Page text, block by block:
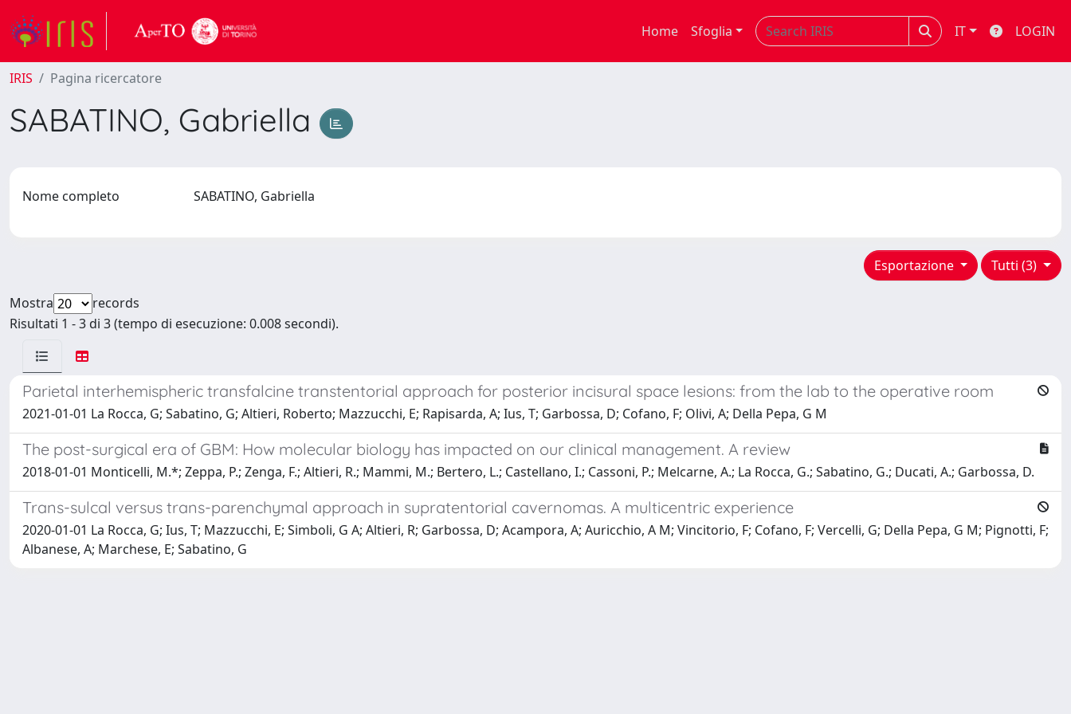
Home Sfoglia IT LOGIN
IRIS Pagina ricercatore
SABATINO, Gabriella
Nome completo SABATINO, Gabriella
Tutti (3)
Esportazione
Mostra
records
Risultati 1 - 3 di 3 (tempo di esecuzione: 0.008 secondi).
Parietal interhemispheric transfalcine transtentorial approach for posterior incisural space lesions: from the lab to the operative room
2021-01-01 La Rocca, G; Sabatino, G; Altieri, Roberto; Mazzucchi, E; Rapisarda, A; Ius, T; Garbossa, D; Cofano, F; Olivi, A; Della Pepa, G M
The post-surgical era of GBM: How molecular biology has impacted on our clinical management. A review
2018-01-01 Monticelli, M.*; Zeppa, P.; Zenga, F.; Altieri, R.; Mammi, M.; Bertero, L.; Castellano, I.; Cassoni, P.; Melcarne, A.; La Rocca, G.; Sabatino, G.; Ducati, A.; Garbossa, D.
Trans-sulcal versus trans-parenchymal approach in supratentorial cavernomas. A multicentric experience
2020-01-01 La Rocca, G; Ius, T; Mazzucchi, E; Simboli, G A; Altieri, R; Garbossa, D; Acampora, A; Auricchio, A M; Vincitorio, F; Cofano, F; Vercelli, G; Della Pepa, G M; Pignotti, F;
Albanese, A; Marchese, E; Sabatino, G